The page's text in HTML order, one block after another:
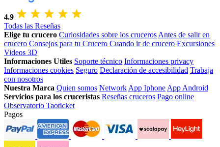
4.9
Todas las Reseñas
Elige tu crucero Curiosidades sobre los crucerosAntes de salir en
crucero Consejos para tu Crucero Cuando ir de crucero Excursiones
Videos 3D
Informaciones Utiles Soporte técnico Informaciones privacy
Informaciones cookies Seguro Declaración de accesibilidad Trabaja
con nosotros
Nuestra Marca Quien somos NetworkApp IphoneApp Android
Servicios para los cruceristas Reseñas cruceros Pago online
Observatorio Taoticket
Pagos